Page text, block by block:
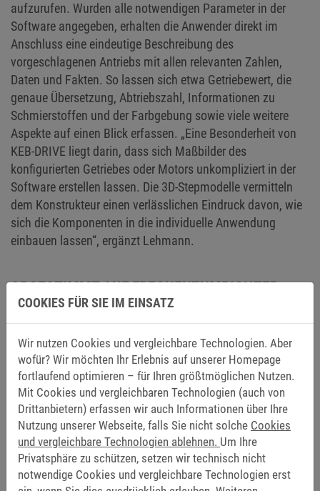
aufzurufen. Wurden alle notwendigen Parameter in der
Software angegeben, erhalten die Anwender direkt im
Anschluss eine eindeutige Beschreibung des
vorgeschlagenen Antriebs mit allen relevanten Zahlen,
Daten und Fakten. So lassen sich etwa Getriebewert, die
genaue Übersetzung, Abtriebszahl, Informationen zu
Schmierstoffen und der Farbgebung sowie viele weitere
Aspekte auf einen Blick erfassen. „Eine Besonderheit von
KEB-DRIVE liegt darin, dass sich Maßbilder des
konfigurierten Getriebes oder Motors unkompliziert in der
Software erstellen lassen. Die 3D-Stepmodelle vermitteln
dem Konstrukteur einen verlässlichen Eindruck davon, wie
sich die Komponenten in die individuelle Anwendung
einbauen lassen“, ergänzt Lehmann.
ABGESTIMMT AUF FREQUENZUMRICHTER
Als Systemanbieter liefert KEB nicht nur Getriebe und
sondern stellt auch die passenden Frequenzumrichter zur
Verfügung. So erhalten Kunden den kompletten
Antriebsstrang optimal aufeinander abgestimmt und aus
einer Hand. Das Tool KEB-DRIVE denkt diesen Schritt
bereits mit und kann bei Bedarf einen Hinweis darauf
geben, welcher Drive Controller am besten zum
gewünschten Motor passen könnte. Testen Sie KEB-DRIVE
gleichhier.
COOKIES FÜR SIE IM EINSATZ
Wir nutzen Cookies und vergleichbare Technologien. Aber
wofür? Wir möchten Ihr Erlebnis auf unserer Homepage
fortlaufend optimieren – für Ihren größtmöglichen Nutzen.
Mit Cookies und vergleichbaren Technologien (auch von
Drittanbietern) erfassen wir auch Informationen über Ihre
Nutzung unserer Webseite, falls Sie nicht solche Cookies
und vergleichbare Technologien ablehnen. Um Ihre
Privatsphäre zu schützen, setzen wir technisch nicht
notwendige Cookies und vergleichbare Technologien erst